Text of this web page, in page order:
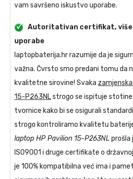
vam savršeno iskustvo uporabe.
Autoritativan certifikat, više
uporabe
laptopbaterija.hr razumije da je
važna. Čvrsto smo predani tomu da
kvalitetne sirovine! Svaka
15-P263NLstrogo se ispituje
tvornice kako bi se osigurali
strogo kontroliramo kvalitetu
laptop HP Pavilion 15-P263NL prošla
ISO9001 i druge certifikate o
je 100% kompatibilna već ima i